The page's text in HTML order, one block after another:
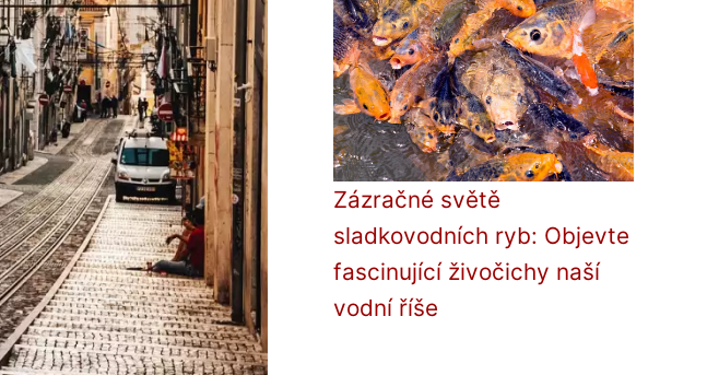
Zázračné světě
sladkovodních ryb: Objevte
fascinující živočichy naší
vodní říše